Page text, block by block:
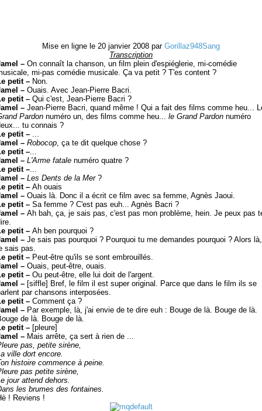
Mise en ligne le 20 janvier 2008 par Gorillaz948Sang
Transcription
– On connaît la chanson, un film plein d'espiéglerie, mi-comédie
mi-pas comédie musicale. Ça va petit ? T'es content ?
petit – Non.
– Ouais. Avec Jean-Pierre Bacri.
petit – Qui c'est, Jean-Pierre Bacri ?
– Jean-Pierre Bacri, quand même ! Qui a fait des films comme heu...
Pardon numéro un, des films comme heu... le Grand Pardon numéro
tu connais ?
petit – ...
– Robocop, ça te dit quelque chose ?
petit –...
– L'Arme fatale numéro quatre ?
petit –...
– Les Dents de la Mer?
petit – Ah ouais
– Ouais là. Donc il a écrit ce film avec sa femme, Agnès Jaoui.
petit – Sa femme ? C'est pas euh... Agnès Bacri ?
– Ah bah, ça, je sais pas, c'est pas mon problème, hein. Je peux pas
petit – Ah ben pourquoi ?
– Je sais pas pourquoi ? Pourquoi tu me demandes pourquoi ? Alors là,
sais pas.
petit – Peut-être qu'ils se sont embrouillés.
– Ouais, peut-être, ouais.
petit – Ou peut-être, elle lui doit de l'argent.
– [siffle] Bref, le film il est super original. Parce que dans le film ils se
par chansons interposées.
petit – Comment ça ?
– Par exemple, là, j'ai envie de te dire euh : Bouge de là. Bouge de là.
de là. Bouge de là.
petit – [pleure]
– Mais arrête, ça sert à rien de ...
pas, petite sirène,
ville dort encore.
histoire commence à peine.
pas petite sirène,
jour attend dehors.
les brumes des fontaines.
! Reviens !